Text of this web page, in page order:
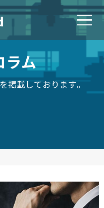
ラム
掲載しております。